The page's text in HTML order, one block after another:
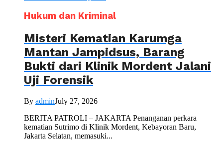
Hukum dan Kriminal
Misteri Kematian Karumga
Mantan Jampidsus, Barang
Bukti dari Klinik Mordent Jalani
Uji Forensik
By adminJuly 27, 2026
BERITA PATROLI – JAKARTA Penanganan perkara
kematian Sutrimo di Klinik Mordent, Kebayoran Baru,
Jakarta Selatan, memasuki...